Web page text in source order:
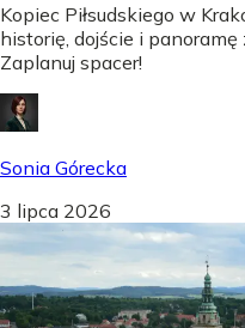
Kopiec Piłsudskiego w
historię, dojście i panoramę
Zaplanuj spacer!
Sonia Górecka
3 lipca 2026